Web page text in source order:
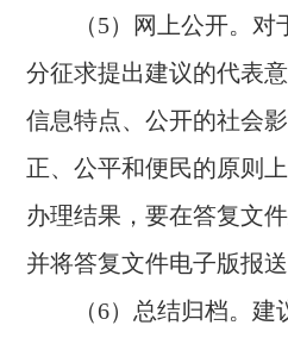
（5）网上公开。
分征求提出建议的代表
信息特点、公开的社会
正、公平和便民的原则
办理结果，要在答复文
并将答复文件电子版报
（6）总结归档。